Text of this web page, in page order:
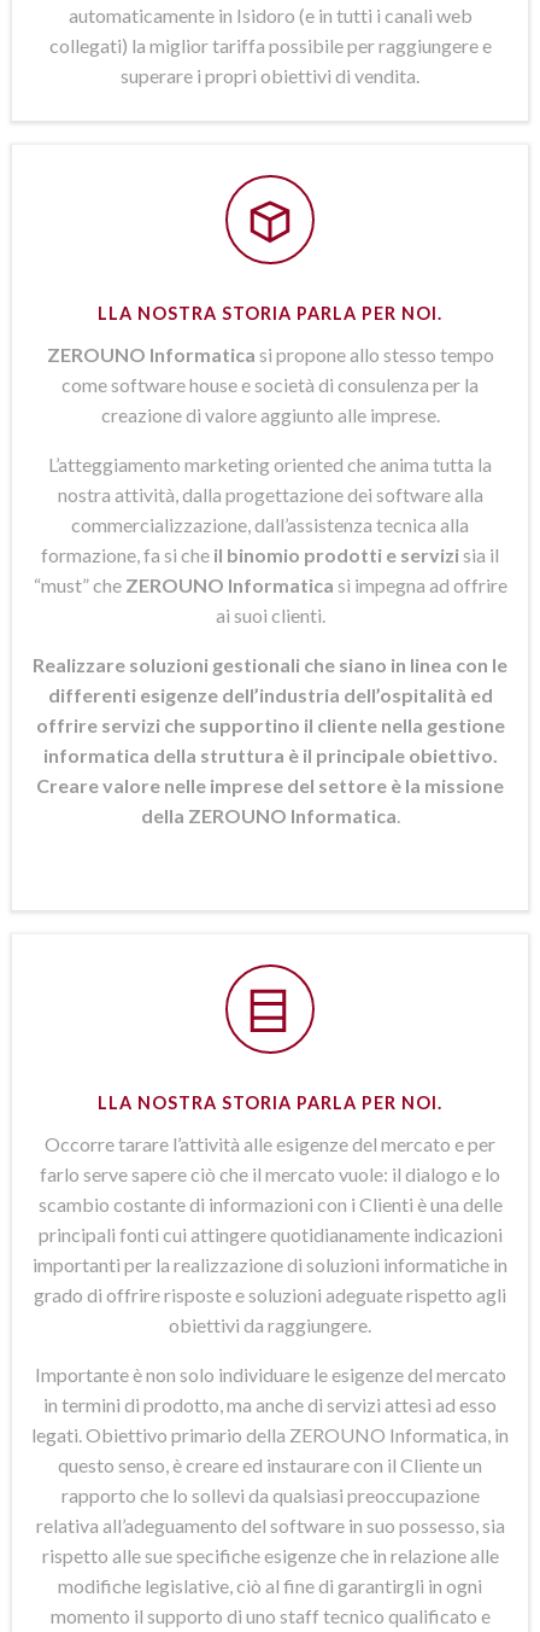
automaticamente in Isidoro (e in tutti i canali web
collegati) la miglior tariffa possibile per raggiungere e
superare i propri obiettivi di vendita.
LLA NOSTRA STORIA PARLA PER NOI.
ZEROUNO Informatica si propone allo stesso tempo
come software house e società di consulenza per la
creazione di valore aggiunto alle imprese.
L’atteggiamento marketing oriented che anima tutta la
nostra attività, dalla progettazione dei software alla
commercializzazione, dall’assistenza tecnica alla
formazione, fa si che il binomio prodotti e servizisia il
“must” che ZEROUNO Informatica si impegna ad offrire
ai suoi clienti.
Realizzare soluzioni gestionali che siano in linea con le
differenti esigenze dell’industria dell’ospitalità ed
offrire servizi che supportino il cliente nella gestione
informatica della struttura è il principale obiettivo.
Creare valore nelle imprese del settore è la missione
della ZEROUNO Informatica
LLA NOSTRA STORIA PARLA PER NOI.
Occorre tarare l’attività alle esigenze del mercato e per
farlo serve sapere ciò che il mercato vuole: il dialogo e lo
scambio costante di informazioni con i Clienti è una delle
principali fonti cui attingere quotidianamente indicazioni
importanti per la realizzazione di soluzioni informatiche in
grado di offrire risposte e soluzioni adeguate rispetto agli
obiettivi da raggiungere.
Importante è non solo individuare le esigenze del mercato
in termini di prodotto, ma anche di servizi attesi ad esso
legati. Obiettivo primario della ZEROUNO Informatica, in
questo senso, è creare ed instaurare con il Cliente un
rapporto che lo sollevi da qualsiasi preoccupazione
relativa all’adeguamento del software in suo possesso, sia
rispetto alle sue specifiche esigenze che in relazione alle
modifiche legislative, ciò al fine di garantirgli in ogni
momento il supporto di uno staff tecnico qualificato e